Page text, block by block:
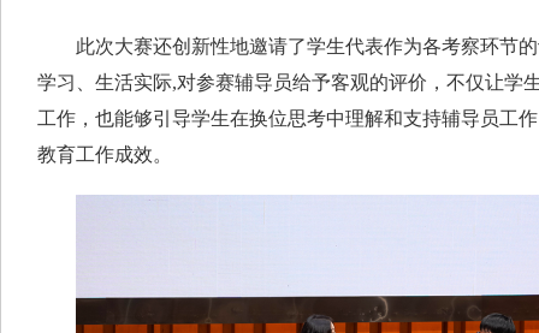
此次大赛还创新性地邀请了学生代表作为各考察环节的
学习、生活实际,对参赛辅导员给予客观的评价，不仅让学
工作，也能够引导学生在换位思考中理解和支持辅导员工
教育工作成效。